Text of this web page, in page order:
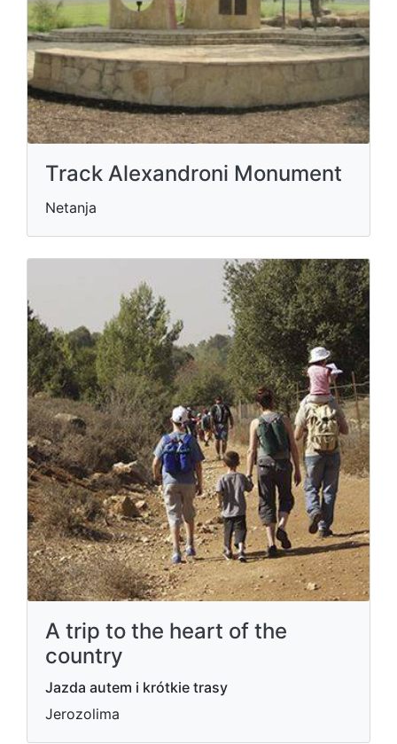
Track Alexandroni Monument
Netanja
A trip to the heart of the
country
Jazda autem i krótkie trasy
Jerozolima